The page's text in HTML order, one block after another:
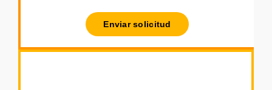
Enviar solicitud